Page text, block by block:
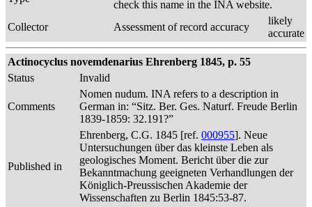
check this name in the INA website.
Collector
Assessment of record accuracy
likely
accurate
Actinocyclus novemdenarius Ehrenberg 1845, p. 55
Status
Invalid
Comments
Nomen nudum. INA refers to a description in
German in: “Sitz. Ber. Ges. Naturf. Freude Berlin
1839-1859: 32.191?”
Published in
Ehrenberg, C.G. 1845 [ref. 000955]. Neue
Untersuchungen über das kleinste Leben als
geologisches Moment. Bericht über die zur
Bekanntmachung geeigneten Verhandlungen der
Königlich-Preussischen Akademie der
Wissenschaften zu Berlin 1845:53-87.